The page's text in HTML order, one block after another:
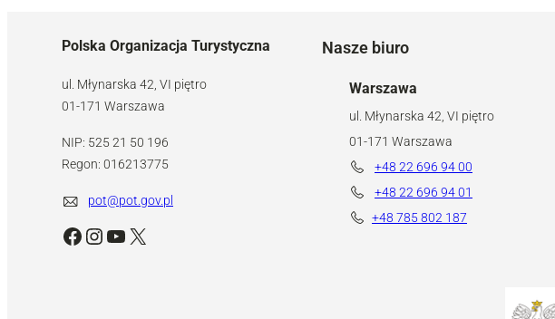
Polska Organizacja Turystyczna
ul. Młynarska 42, VI piętro
01-171 Warszawa
NIP: 525 21 50 196
Regon: 016213775
pot@pot.gov.pl
Facebook Instagram YouTube X
Nasze biuro
Warszawa
ul. Młynarska 42, VI piętro
01-171 Warszawa
+48 22 696 94 00
+48 22 696 94 01
+48 785 802 187